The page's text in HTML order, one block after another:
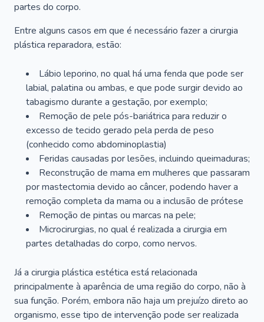
partes do corpo.
Entre alguns casos em que é necessário fazer a cirurgia
plástica reparadora, estão:
Lábio leporino, no qual há uma fenda que pode ser
labial, palatina ou ambas, e que pode surgir devido ao
tabagismo durante a gestação, por exemplo;
Remoção de pele pós-bariátrica para reduzir o
excesso de tecido gerado pela perda de peso
(conhecido como abdominoplastia)
Feridas causadas por lesões, incluindo queimaduras;
Reconstrução de mama em mulheres que passaram
por mastectomia devido ao câncer, podendo haver a
remoção completa da mama ou a inclusão de prótese
Remoção de pintas ou marcas na pele;
Microcirurgias, no qual é realizada a cirurgia em
partes detalhadas do corpo, como nervos.
Já a cirurgia plástica estética está relacionada
principalmente à aparência de uma região do corpo, não à
sua função. Porém, embora não haja um prejuízo direto ao
organismo, esse tipo de intervenção pode ser realizada